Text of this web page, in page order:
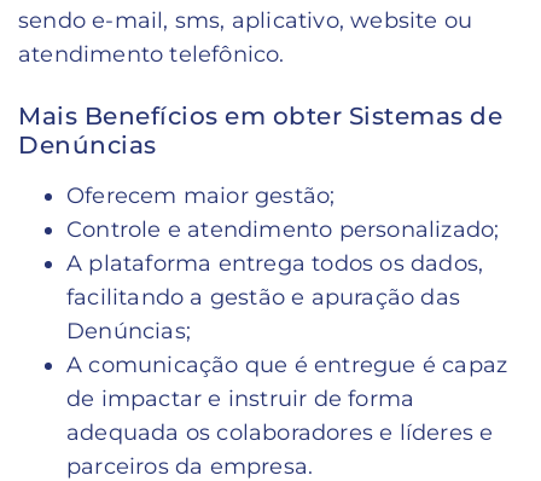
sendo e-mail, sms, aplicativo, website ou
atendimento telefônico.
Mais Benefícios em obter Sistemas de
Denúncias
Oferecem maior gestão;
Controle e atendimento personalizado;
A plataforma entrega todos os dados,
facilitando a gestão e apuração das
Denúncias;
A comunicação que é entregue é capaz
de impactar e instruir de forma
adequada os colaboradores e líderes e
parceiros da empresa.